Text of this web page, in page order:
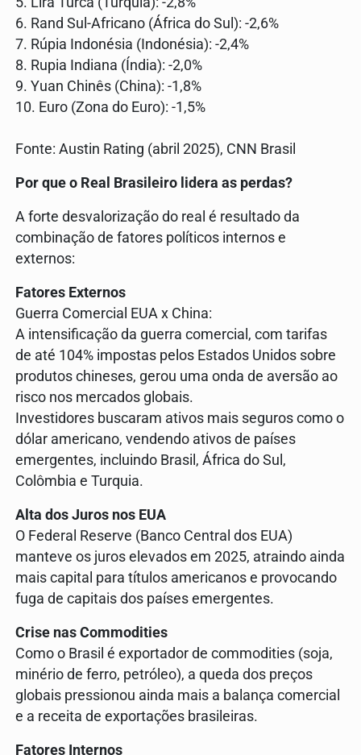
6. Rand Sul-Africano (África do Sul): -2,6%
7. Rúpia Indonésia (Indonésia): -2,4%
8. Rupia Indiana (Índia): -2,0%
9. Yuan Chinês (China): -1,8%
10. Euro (Zona do Euro): -1,5%
Fonte: Austin Rating (abril 2025), CNN Brasil
Por que o Real Brasileiro lidera as perdas?
A forte desvalorização do real é resultado da
combinação de fatores políticos internos e
externos:
Fatores Externos
Guerra Comercial EUA x China:
A intensificação da guerra comercial, com tarifas
de até 104% impostas pelos Estados Unidos sobre
produtos chineses, gerou uma onda de aversão ao
risco nos mercados globais.
Investidores buscaram ativos mais seguros como o
dólar americano, vendendo ativos de países
emergentes, incluindo Brasil, África do Sul,
Colômbia e Turquia.
Alta dos Juros nos EUA
O Federal Reserve (Banco Central dos EUA)
manteve os juros elevados em 2025, atraindo ainda
mais capital para títulos americanos e provocando
fuga de capitais dos países emergentes.
Crise nas Commodities
Como o Brasil é exportador de commodities (soja,
minério de ferro, petróleo), a queda dos preços
globais pressionou ainda mais a balança comercial
e a receita de exportações brasileiras.
Fatores Internos